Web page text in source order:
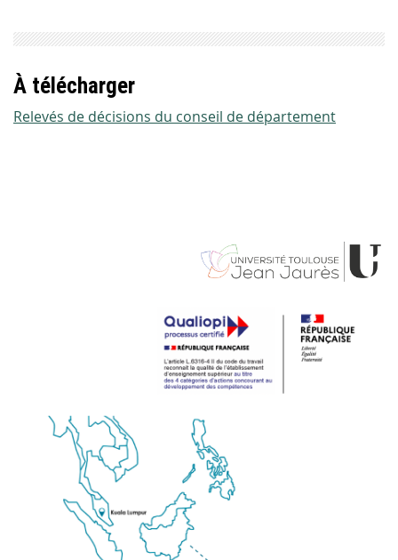
À télécharger
Relevés de décisions du conseil de département